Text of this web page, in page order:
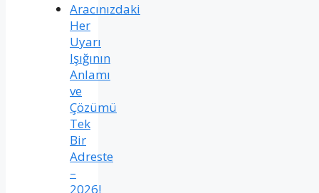
Aracınızdaki
Her
Uyarı
Işığının
Anlamı
ve
Çözümü
Tek
Bir
Adreste
–
2026!